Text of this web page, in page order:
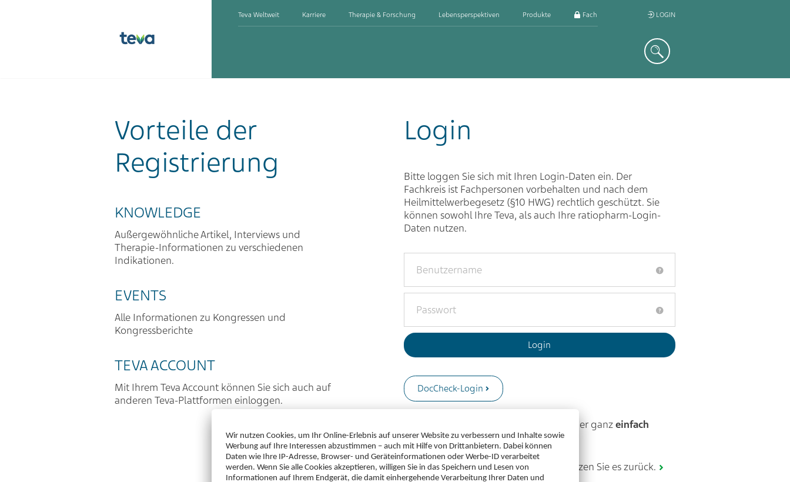
Teva Weltweit Karriere Therapie & Forschung Lebensperspektiven Produkte Fachkreis
Suche
LOGIN
Vorteile der
Registrierung
KNOWLEDGE
Außergewöhnliche Artikel, Interviews und
Therapie-Informationen zu verschiedenen
Indikationen.
EVENTS
Alle Informationen zu Kongressen und
Kongressberichte
TEVA ACCOUNT
Mit Ihrem Teva Account können Sie sich auch auf
anderen Teva-Plattformen einloggen.
Login
Bitte loggen Sie sich mit Ihren Login-Daten ein. Der
Fachkreis ist Fachpersonen vorbehalten und nach dem
Heilmittelwerbegesetz (§10 HWG) rechtlich geschützt. Sie
können sowohl Ihre Teva, als auch Ihre ratiopharm-Login-
Daten nutzen.
DocCheck-Login
Sie haben noch kein Benutzerkonto? Hier ganzeinfach
registrieren.
Sie haben IhrPasswort vergessen ? Setzen Sie es zurück.